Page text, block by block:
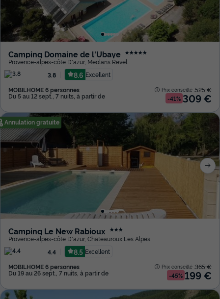
Camping Domaine de l'Ubaye ★★★★★
Provence-alpes-côte D'azur, Meolans Revel
3.8
8.6 Excellent
MOBILHOME 6 personnes
Du 5 au 12 sept., 7 nuits, à partir de
Prix conseillé :525 €
-41% 309 €
Annulation gratuite
Camping Le New Rabioux ★★★
Provence-alpes-côte D'azur, Chateauroux Les Alpes
4.4
8.5 Excellent
MOBILHOME 6 personnes
Du 19 au 26 sept., 7 nuits, à partir de
Prix conseillé :365 €
-45% 199 €